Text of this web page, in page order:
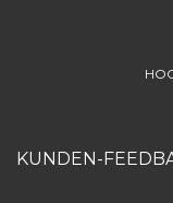
KUNDEN-